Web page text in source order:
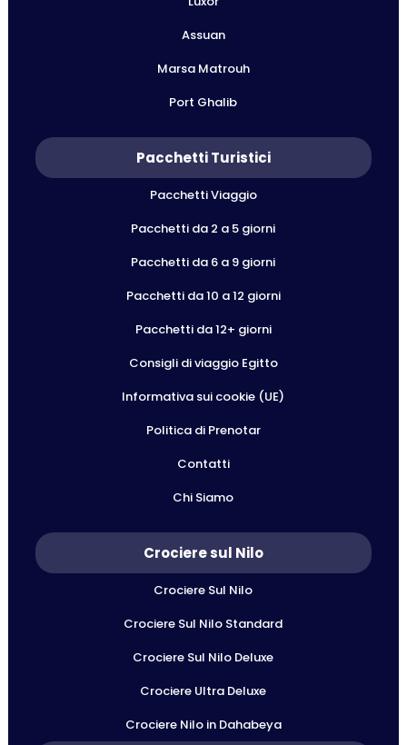
Assuan
Marsa Matrouh
Port Ghalib
Pacchetti Turistici
Pacchetti Viaggio
Pacchetti da 2 a 5 giorni
Pacchetti da 6 a 9 giorni
Pacchetti da 10 a 12 giorni
Pacchetti da 12+ giorni
Consigli di viaggio Egitto
Informativa sui cookie (UE)
Politica di Prenotar
Contatti
Chi Siamo
Crociere sul Nilo
Crociere Sul Nilo
Crociere Sul Nilo Standard
Crociere Sul Nilo Deluxe
Crociere Ultra Deluxe
Crociere Nilo in Dahabeya